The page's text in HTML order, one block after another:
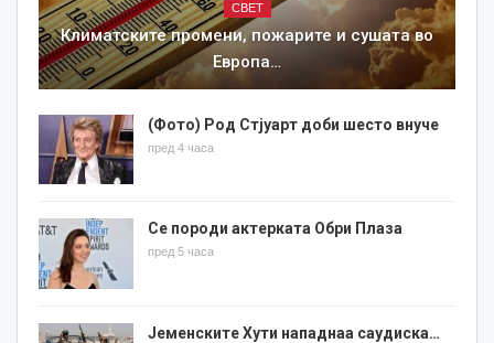
СВЕТ
Климатските промени, пожарите и сушата во
Европа…
(Фото) Род Стјуарт доби шесто внуче
пред 4 часа
Се породи актерката Обри Плаза
пред 5 часа
Јеменските Хути нападнаа саудиска…